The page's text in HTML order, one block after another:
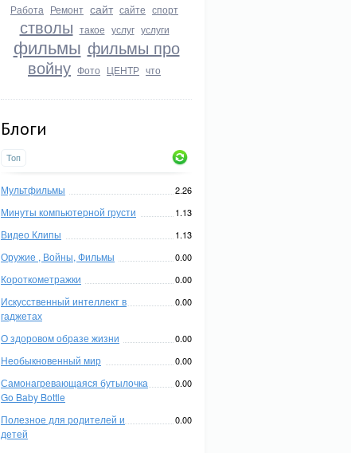
Работа Ремонт сайт сайте спорт
стволы такое услуг услуги
фильмы фильмы про
войну Фото ЦЕНТР что
Блоги
Топ
Мультфильмы 2.26
Минуты компьютерной грусти 1.13
Видео Клипы 1.13
Оружие , Войны, Фильмы 0.00
Короткометражки 0.00
Искусственный интеллект в
гаджетах
0.00
О здоровом образе жизни 0.00
Необыкновенный мир 0.00
Самонагревающаяся бутылочка
Go Baby Bottle
0.00
Полезное для родителей и
детей
0.00